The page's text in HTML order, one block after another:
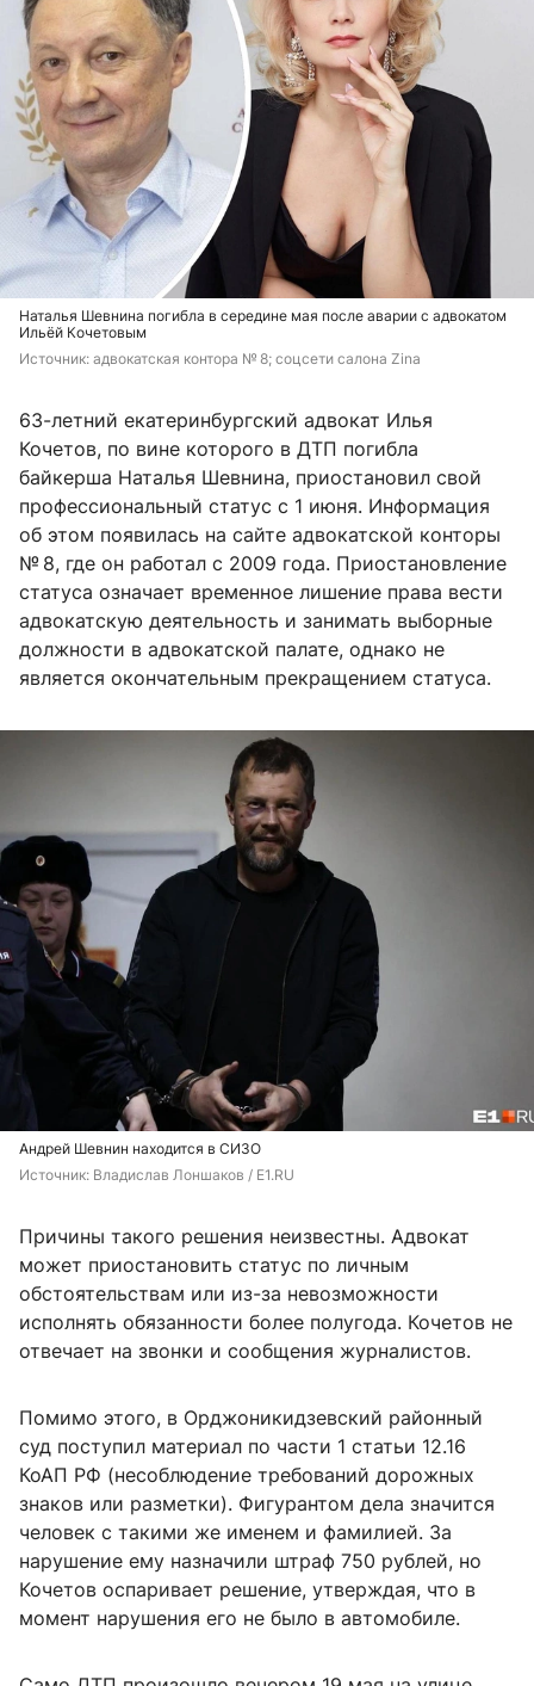
Наталья Шевнина погибла в середине мая после аварии с адвокатом
Ильёй Кочетовым
Источник: адвокатская контора № 8; соцсети салона Zina
63-летний екатеринбургский адвокат Илья
Кочетов, по вине которого в ДТП погибла
байкерша Наталья Шевнина, приостановил свой
профессиональный статус с 1 июня. Информация
об этом появилась на сайте адвокатской конторы
№ 8, где он работал с 2009 года. Приостановление
статуса означает временное лишение права вести
адвокатскую деятельность и занимать выборные
должности в адвокатской палате, однако не
является окончательным прекращением статуса.
Андрей Шевнин находится в СИЗО
Источник: Владислав Лоншаков / E1.RU
Причины такого решения неизвестны. Адвокат
может приостановить статус по личным
обстоятельствам или из-за невозможности
исполнять обязанности более полугода. Кочетов не
отвечает на звонки и сообщения журналистов.
Помимо этого, в Орджоникидзевский районный
суд поступил материал по части 1 статьи 12.16
КоАП РФ (несоблюдение требований дорожных
знаков или разметки). Фигурантом дела значится
человек с такими же именем и фамилией. За
нарушение ему назначили штраф 750 рублей, но
Кочетов оспаривает решение, утверждая, что в
момент нарушения его не было в автомобиле.